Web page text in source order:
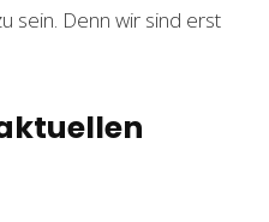
sein. Denn wir sind erst